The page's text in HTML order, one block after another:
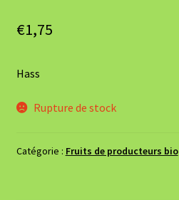
€1,75
Hass
Rupture de stock
Catégorie : Fruits de producteurs bio